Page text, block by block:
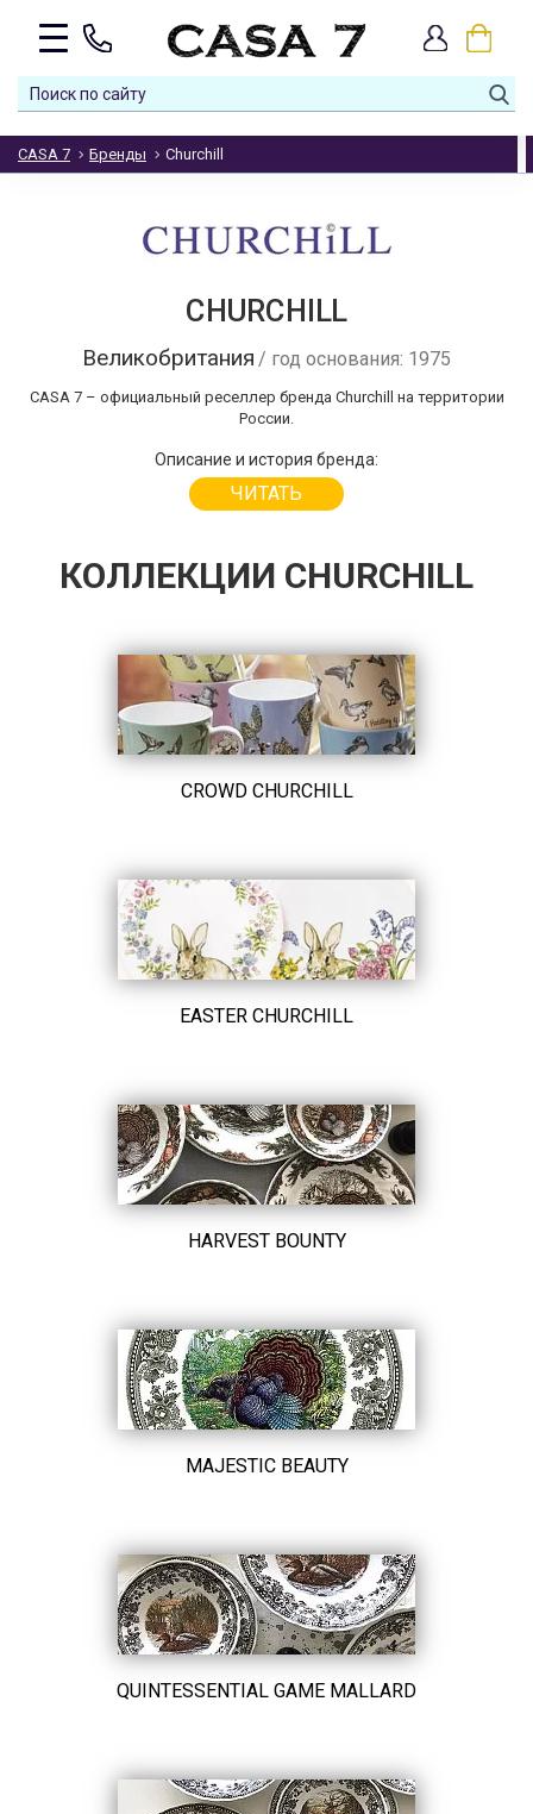
CASA 7 Бренды Churchill
CHURCHILL
Великобритания / год основания: 1975
CASA 7 – официальный реселлер бренда Churchill на территории
России.
Описание и история бренда:
ЧИТАТЬ
КОЛЛЕКЦИИ CHURCHILL
CROWD CHURCHILL
EASTER CHURCHILL
HARVEST BOUNTY
MAJESTIC BEAUTY
QUINTESSENTIAL GAME MALLARD